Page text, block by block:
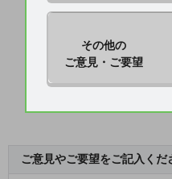
その他の
ご意見・ご要望
ご意見やご要望をご記入くだ